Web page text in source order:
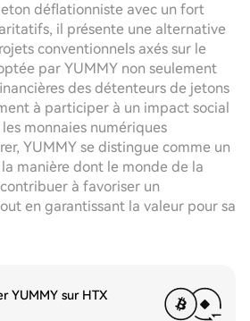
déflationniste avec un fort
il présente une alternative
conventionnels axés sur le
par YUMMY non seulement
des détenteurs de jetons
à participer à un impact social
monnaies numériques
YUMMY se distingue comme un
manière dont le monde de la
à favoriser un
en garantissant la valeur pour sa
YUMMY sur HTX